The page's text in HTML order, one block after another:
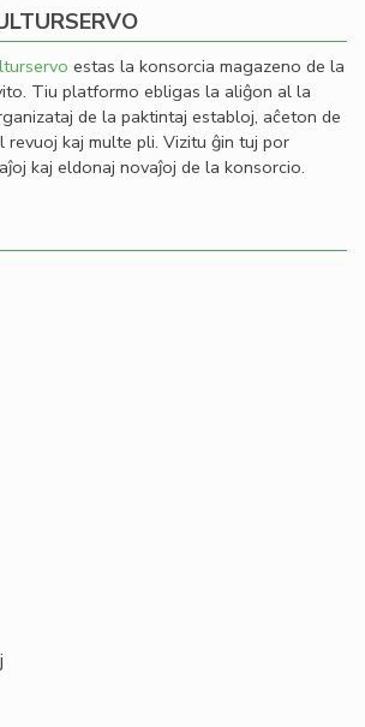
estas la konsorcia magazeno de la
Tiu platformo ebligas la aliĝon al la
de la paktintaj establoj, aĉeton de
revuoj kaj multe pli. Vizitu ĝin tuj por
kaj eldonaj novaĵoj de la konsorcio.